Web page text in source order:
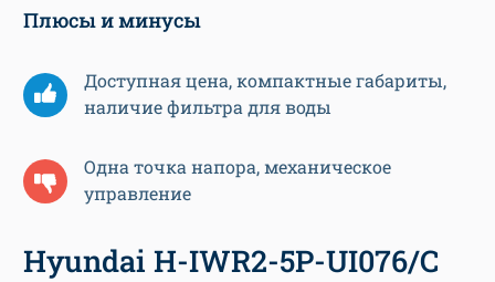
Плюсы и минусы
Доступная цена, компактные габариты,
наличие фильтра для воды
Одна точка напора, механическое
управление
Hyundai H-IWR2-5P-UI076/C